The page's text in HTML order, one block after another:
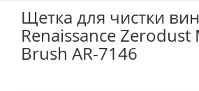
Щетка для чистки
Renaissance Zerodust
Brush AR-7146